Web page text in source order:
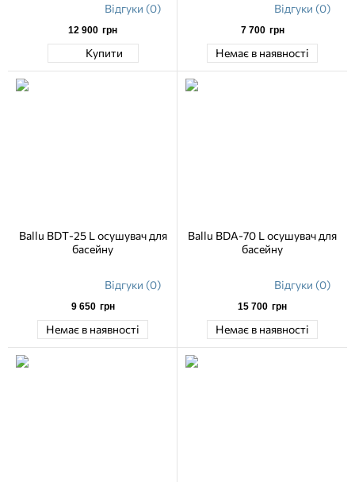
Відгуки (0)
12 900 грн
Купити
Відгуки (0)
7 700 грн
Немає в наявності
Ballu BDT-25 L осушувач для
басейну
Відгуки (0)
9 650 грн
Немає в наявності
Ballu BDA-70 L осушувач для
басейну
Відгуки (0)
15 700 грн
Немає в наявності